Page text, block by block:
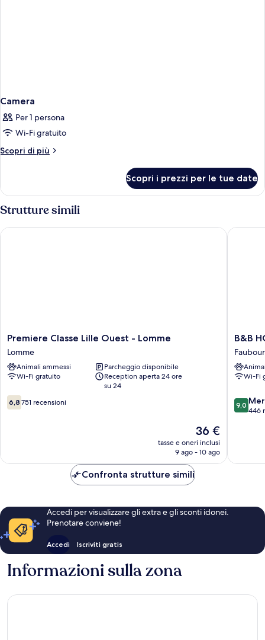
Camera
Per 1 persona
Wi-Fi gratuito
Scopri di più
Altri
Scopri i prezzi per le tue date
Strutture simili
Premiere
Classe
Lille
Ouest
-
Lomme
Premiere Classe Lille Ouest - Lomme
Lomme
Animali ammessi
Parcheggio disponibile
Wi-Fi gratuito
Reception aperta 24 ore
su 24
6.8
su
6,8 751 recensioni
Il
prezzo
attuale
36 €
tasse e oneri inclusi
9 ago - 10 ago
Premiere Classe Lille Ouest - Lomme
B&B
HOTEL
Lille
Lillenium
de
Béthune
B&B
Wi-Fi
9.0
su
9,0
446
B&B
Confronta strutture simili
Accedi per visualizzare gli extra e gli sconti idonei.
Prenotare conviene!
Accedi Iscriviti gratis
Informazioni sulla zona